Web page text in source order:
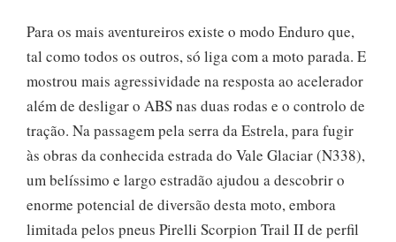
Para os mais aventureiros existe o modo Enduro que,
tal como todos os outros, só liga com a moto parada. E
mostrou mais agressividade na resposta ao acelerador
além de desligar o ABS nas duas rodas e o controlo de
tração. Na passagem pela serra da Estrela, para fugir
às obras da conhecida estrada do Vale Glaciar (N338),
um belíssimo e largo estradão ajudou a descobrir o
enorme potencial de diversão desta moto, embora
limitada pelos pneus Pirelli Scorpion Trail II de perfil